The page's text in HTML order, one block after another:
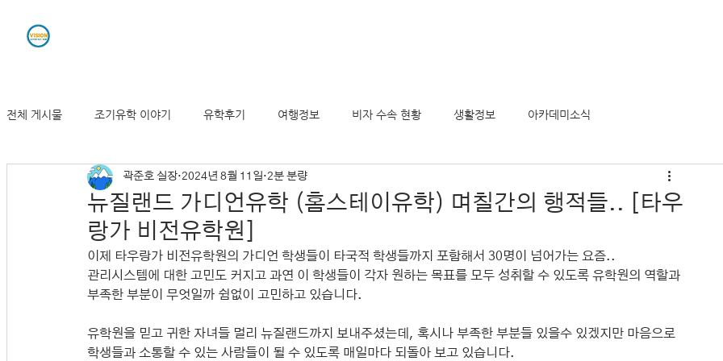
전체 게시물 조기유학 이야기 유학후기 여행정보 비자 수속 현황 생활정보 아카데미소식
뉴질랜드 기사 및 동향
뉴질랜드 가디언유학 (홈스테이유학) 며칠간의 행적들.. [타우
랑가 비전유학원]
곽준호 실장 2024년 8월 11일 2분 분량
이제 타우랑가 비전유학원의 가디언 학생들이 타국적 학생들까지 포함해서 30명이 넘어가는 요즘..
관리시스템에 대한 고민도 커지고 과연 이 학생들이 각자 원하는 목표를 모두 성취할 수 있도록 유학원의 역할과
부족한 부분이 무엇일까 쉼없이 고민하고 있습니다.
유학원을 믿고 귀한 자녀들 멀리 뉴질랜드까지 보내주셨는데, 혹시나 부족한 부분들 있을수 있겠지만 마음으로
학생들과 소통할 수 있는 사람들이 될 수 있도록 매일마다 되돌아 보고 있습니다.